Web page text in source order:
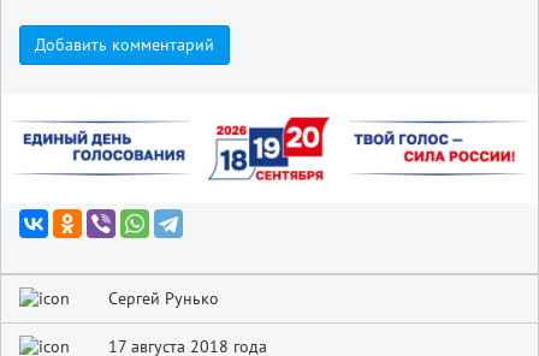
Добавить комментарий
Сергей Рунько
17 августа 2018 года